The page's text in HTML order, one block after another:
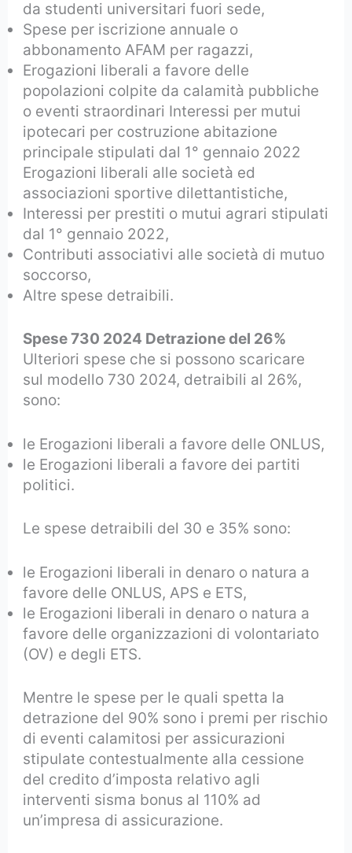
da studenti universitari fuori sede,
Spese per iscrizione annuale o
abbonamento AFAM per ragazzi,
Erogazioni liberali a favore delle
popolazioni colpite da calamità pubbliche
o eventi straordinari Interessi per mutui
ipotecari per costruzione abitazione
principale stipulati dal 1° gennaio 2022
Erogazioni liberali alle società ed
associazioni sportive dilettantistiche,
Interessi per prestiti o mutui agrari stipulati
dal 1° gennaio 2022,
Contributi associativi alle società di mutuo
soccorso,
Altre spese detraibili.
Spese 730 2024 Detrazione del 26%
Ulteriori spese che si possono scaricare
sul modello 730 2024, detraibili al 26%,
sono:
le Erogazioni liberali a favore delle ONLUS,
le Erogazioni liberali a favore dei partiti
politici.
Le spese detraibili del 30 e 35% sono:
le Erogazioni liberali in denaro o natura a
favore delle ONLUS, APS e ETS,
le Erogazioni liberali in denaro o natura a
favore delle organizzazioni di volontariato
(OV) e degli ETS.
Mentre le spese per le quali spetta la
detrazione del 90% sono i premi per rischio
di eventi calamitosi per assicurazioni
stipulate contestualmente alla cessione
del credito d’imposta relativo agli
interventi sisma bonus al 110% ad
un’impresa di assicurazione.